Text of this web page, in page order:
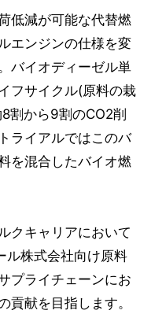
低減が可能な代替燃
エンジンの仕様を変
バイオディーゼル単
フサイクル(原料の栽
割から9割のCO2削
ライアルではこのバ
を混合したバイオ燃
クキャリアにおいて
ル株式会社向け原料
プライチェーンにお
貢献を目指します。